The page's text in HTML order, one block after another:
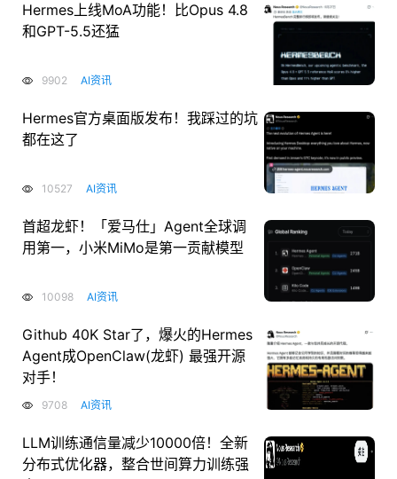
Hermes上线MoA功能！比Opus 4.8
和GPT-5.5还猛
9902 AI资讯
Hermes官方桌面版发布！我踩过的坑
都在这了
10527 AI资讯
首超龙虾！「爱马仕」Agent全球调
用第一，小米MiMo是第一贡献模型
10098 AI资讯
Github 40K Star了，爆火的Hermes
Agent成OpenClaw(龙虾) 最强开源
对手！
9708 AI资讯
LLM训练通信量减少10000倍！全新
分布式优化器，整合世间算力训练强